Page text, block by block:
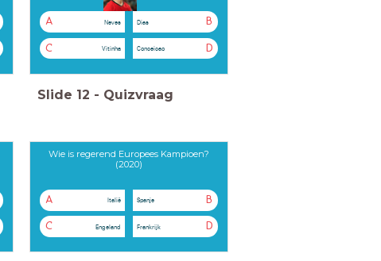
A Neves B
Dias
C Vitinha D
Conceicao
Slide 12 - Quizvraag
Wie is regerend Europees Kampioen?
(2020)
A Italië B
Spanje
C Engeland D
Frankrijk